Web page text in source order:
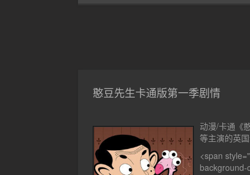
憨豆先生卡通版第一季剧情
动漫/卡通《
等主演的英
<span
background-